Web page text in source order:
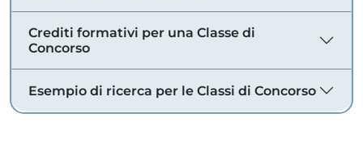
Crediti formativi per una Classe di
Concorso
Esempio di ricerca per le Classi di Concorso